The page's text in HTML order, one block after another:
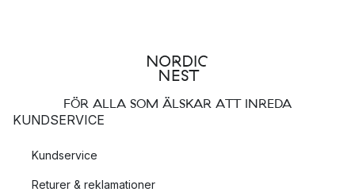
FÖR ALLA SOM ÄLSKAR ATT INREDA
KUNDSERVICE
Kundservice
Returer & reklamationer